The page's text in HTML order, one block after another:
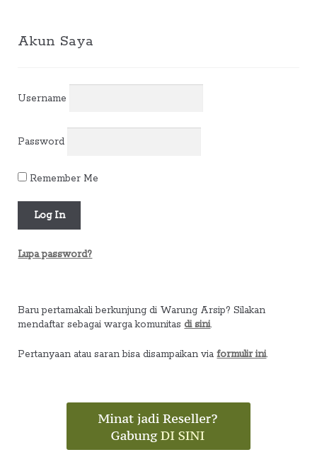
Akun Saya
Username
Password
Remember Me
Lupa password?
Baru pertamakali berkunjung di Warung Arsip? Silakan
mendaftar sebagai warga komunitas di sini.
Pertanyaan atau saran bisa disampaikan viaformulir ini.